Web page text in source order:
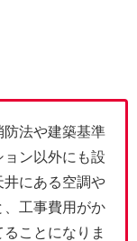
防法や建築基準
ン以外にも設
にある空調や
工事費用がか
ことになりま